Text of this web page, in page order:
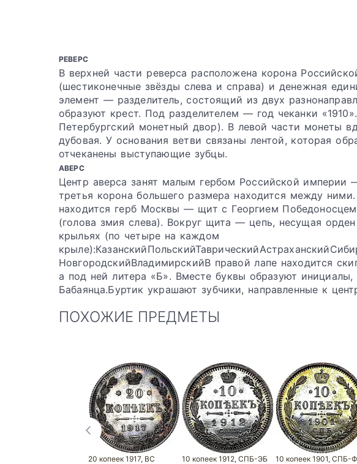
РЕВЕРС
В верхней части реверса расположена корона
(шестиконечные звёзды слева и справа) и денежная
элемент — разделитель, состоящий из двух
образуют крест. Под разделителем — год чеканки
Петербургский монетный двор). В левой части монеты
дубовая. У основания ветви связаны лентой, которая
отчеканены выступающие зубцы.
АВЕРС
Центр аверса занят малым гербом Российской
третья корона большего размера находится между
находится герб Москвы — щит с Георгием
(голова змия слева). Вокруг щита — цепь, несущая
крыльях (по четыре на каждом
НовгородскийВладимирскийВ правой лапе находится
а под ней литера «Б». Вместе буквы образуют
Бабаянца.Буртик украшают зубчики, направленные к
ПОХОЖИЕ ПРЕДМЕТЫ
20 копеек 1917, ВС 10 копеек 1912, СПБ-ЭБ 10 копеек 1901, СПБ-